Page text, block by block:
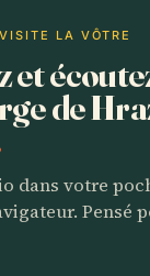
LA VÔTRE
et
de
dans votre
Pensé